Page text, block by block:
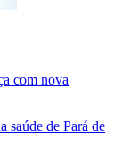
com nova
saúde de Pará de